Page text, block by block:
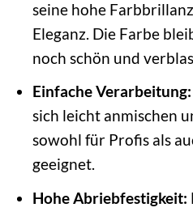
seine hohe
Eleganz. Die Farbe
noch schön und
Einfache Verarbeitung:
sich leicht anmischen
sowohl für Profis als
geeignet.
Hohe Abriebfestigkeit: